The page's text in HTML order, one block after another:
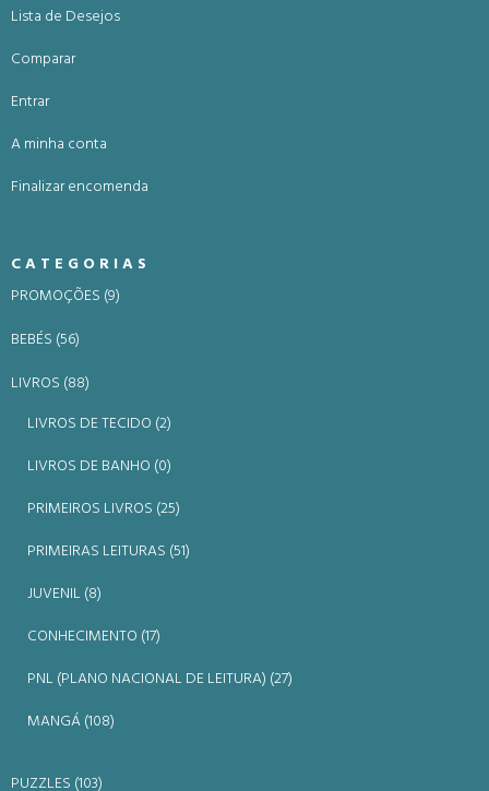
Lista de Desejos
Comparar
Entrar
A minha conta
Finalizar encomenda
CATEGORIAS
PROMOÇÕES (9)
BEBÉS (56)
LIVROS (88)
LIVROS DE TECIDO (2)
LIVROS DE BANHO (0)
PRIMEIROS LIVROS (25)
PRIMEIRAS LEITURAS (51)
JUVENIL (8)
CONHECIMENTO (17)
PNL (PLANO NACIONAL DE LEITURA) (27)
MANGÁ (108)
PUZZLES (103)